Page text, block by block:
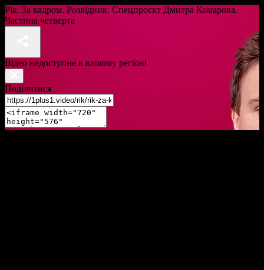
Рік. За кадром. Розвідник. Спецпроєкт Дмитра Комарова.
Частина четверта
Відео недоступне в вашому регіоні
Поділитися